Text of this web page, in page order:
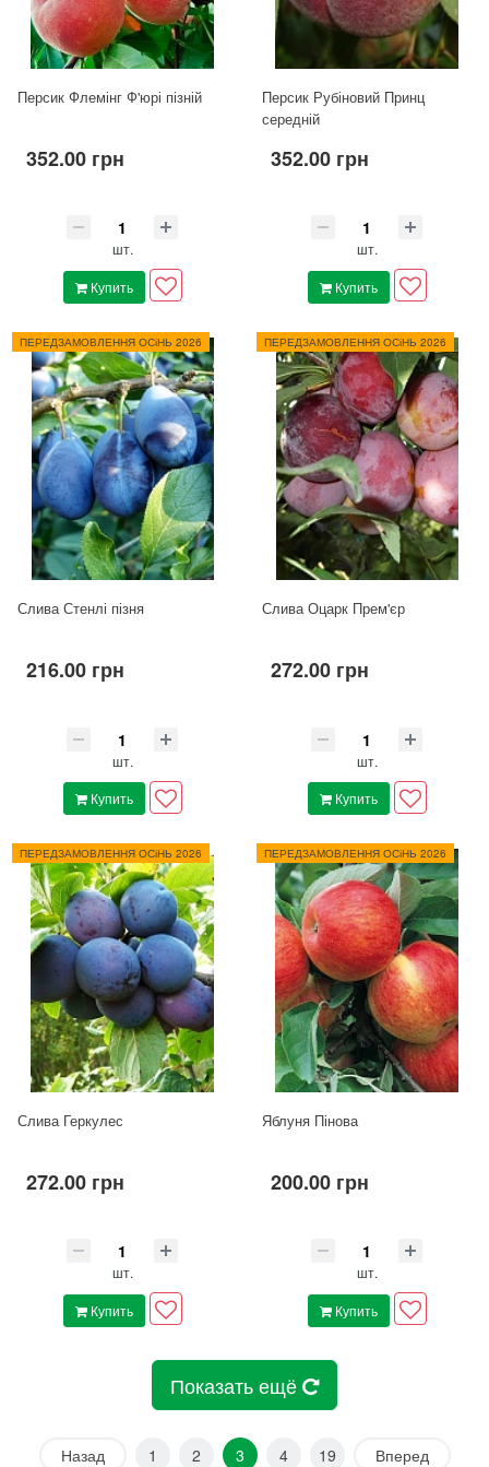
Персик Флемінг Ф'юрі пізній
352.00 грн
шт.
Купить
Персик Рубіновий Принц
середній
352.00 грн
шт.
Купить
ПЕРЕДЗАМОВЛЕННЯ ОСіНЬ 2026
Слива Стенлі пізня
216.00 грн
шт.
Купить
ПЕРЕДЗАМОВЛЕННЯ ОСіНЬ 2026
Слива Оцарк Прем'єр
272.00 грн
шт.
Купить
ПЕРЕДЗАМОВЛЕННЯ ОСіНЬ 2026
Слива Геркулес
272.00 грн
шт.
Купить
ПЕРЕДЗАМОВЛЕННЯ ОСіНЬ 2026
Яблуня Пінова
200.00 грн
шт.
Купить
Показать ещё
Назад 1 2 3 4 19 Вперед